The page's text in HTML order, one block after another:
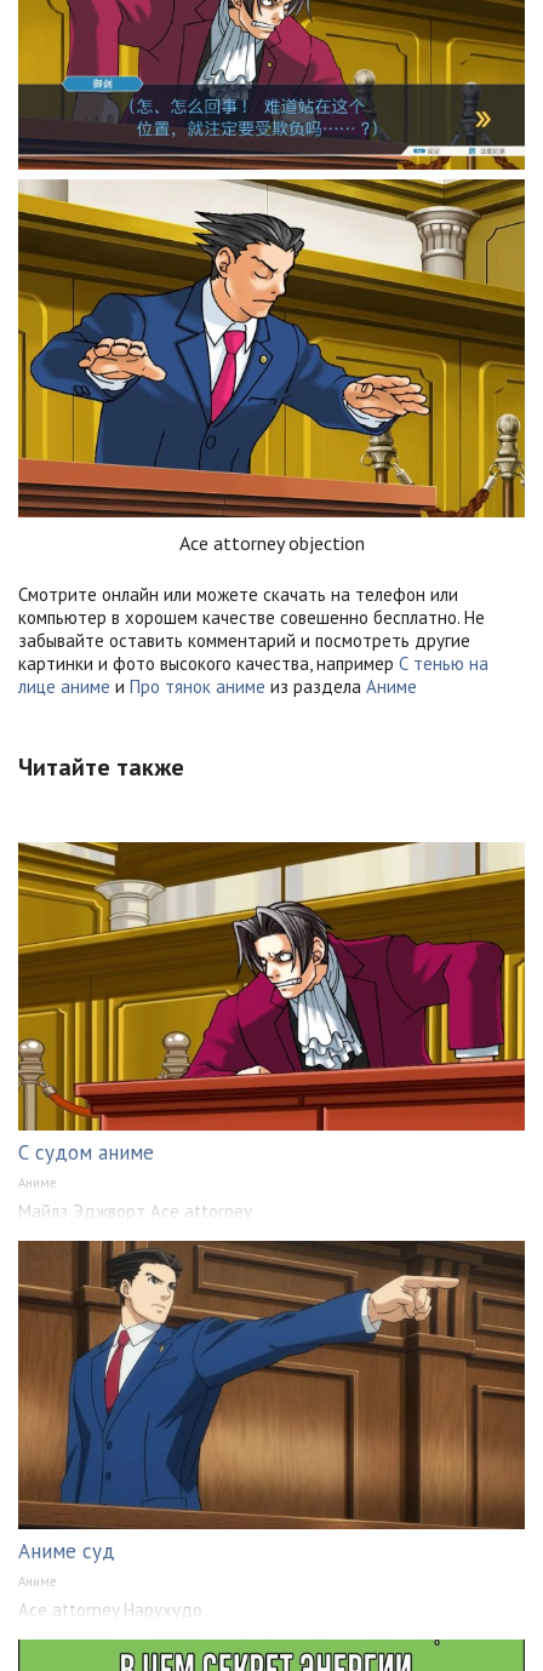
Ace attorney objection
Смотрите онлайн или можете скачать на телефон или
компьютер в хорошем качестве совешенно бесплатно. Не
забывайте оставить комментарий и посмотреть другие
картинки и фото высокого качества, например С тенью на
лице аниме и Про тянок аниме из раздела Аниме
Читайте также
С судом аниме
Аниме
Майлз Эджворт Ace attorney
Аниме суд
Аниме
Ace attorney Нарухудо